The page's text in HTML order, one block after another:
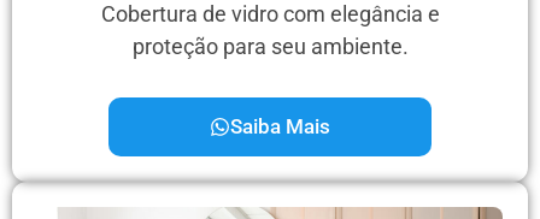
Cobertura de vidro com elegância e
proteção para seu ambiente.
Saiba Mais